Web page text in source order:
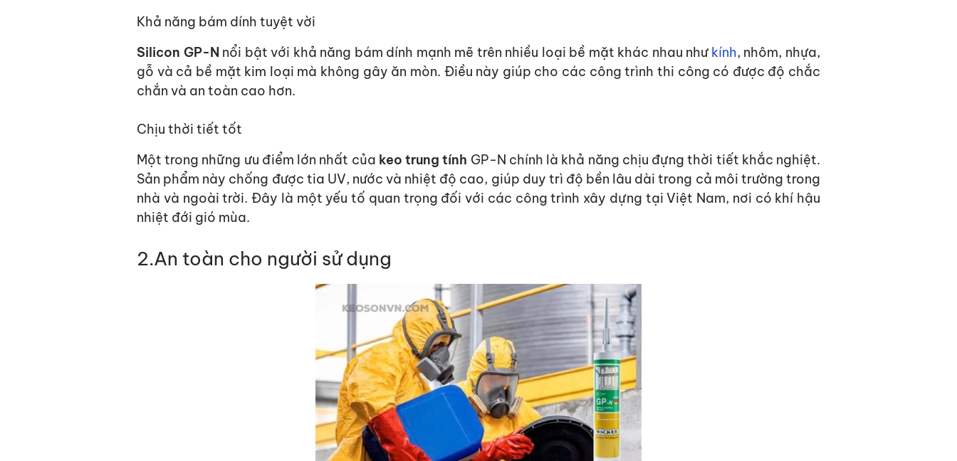
Khả năng bám dính tuyệt vời
Silicon GP-N nổi bật với khả năng bám dính mạnh mẽ trên nhiều loại bề mặt khác nhau như kính, nhôm, nhựa,
gỗ và cả bề mặt kim loại mà không gây ăn mòn. Điều này giúp cho các công trình thi công có được độ chắc
chắn và an toàn cao hơn.
Chịu thời tiết tốt
Một trong những ưu điểm lớn nhất của keo trung tính GP-N chính là khả năng chịu đựng thời tiết khắc nghiệt.
Sản phẩm này chống được tia UV, nước và nhiệt độ cao, giúp duy trì độ bền lâu dài trong cả môi trường trong
nhà và ngoài trời. Đây là một yếu tố quan trọng đối với các công trình xây dựng tại Việt Nam, nơi có khí hậu
nhiệt đới gió mùa.
2.An toàn cho người sử dụng